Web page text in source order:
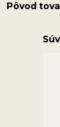
Pôvod